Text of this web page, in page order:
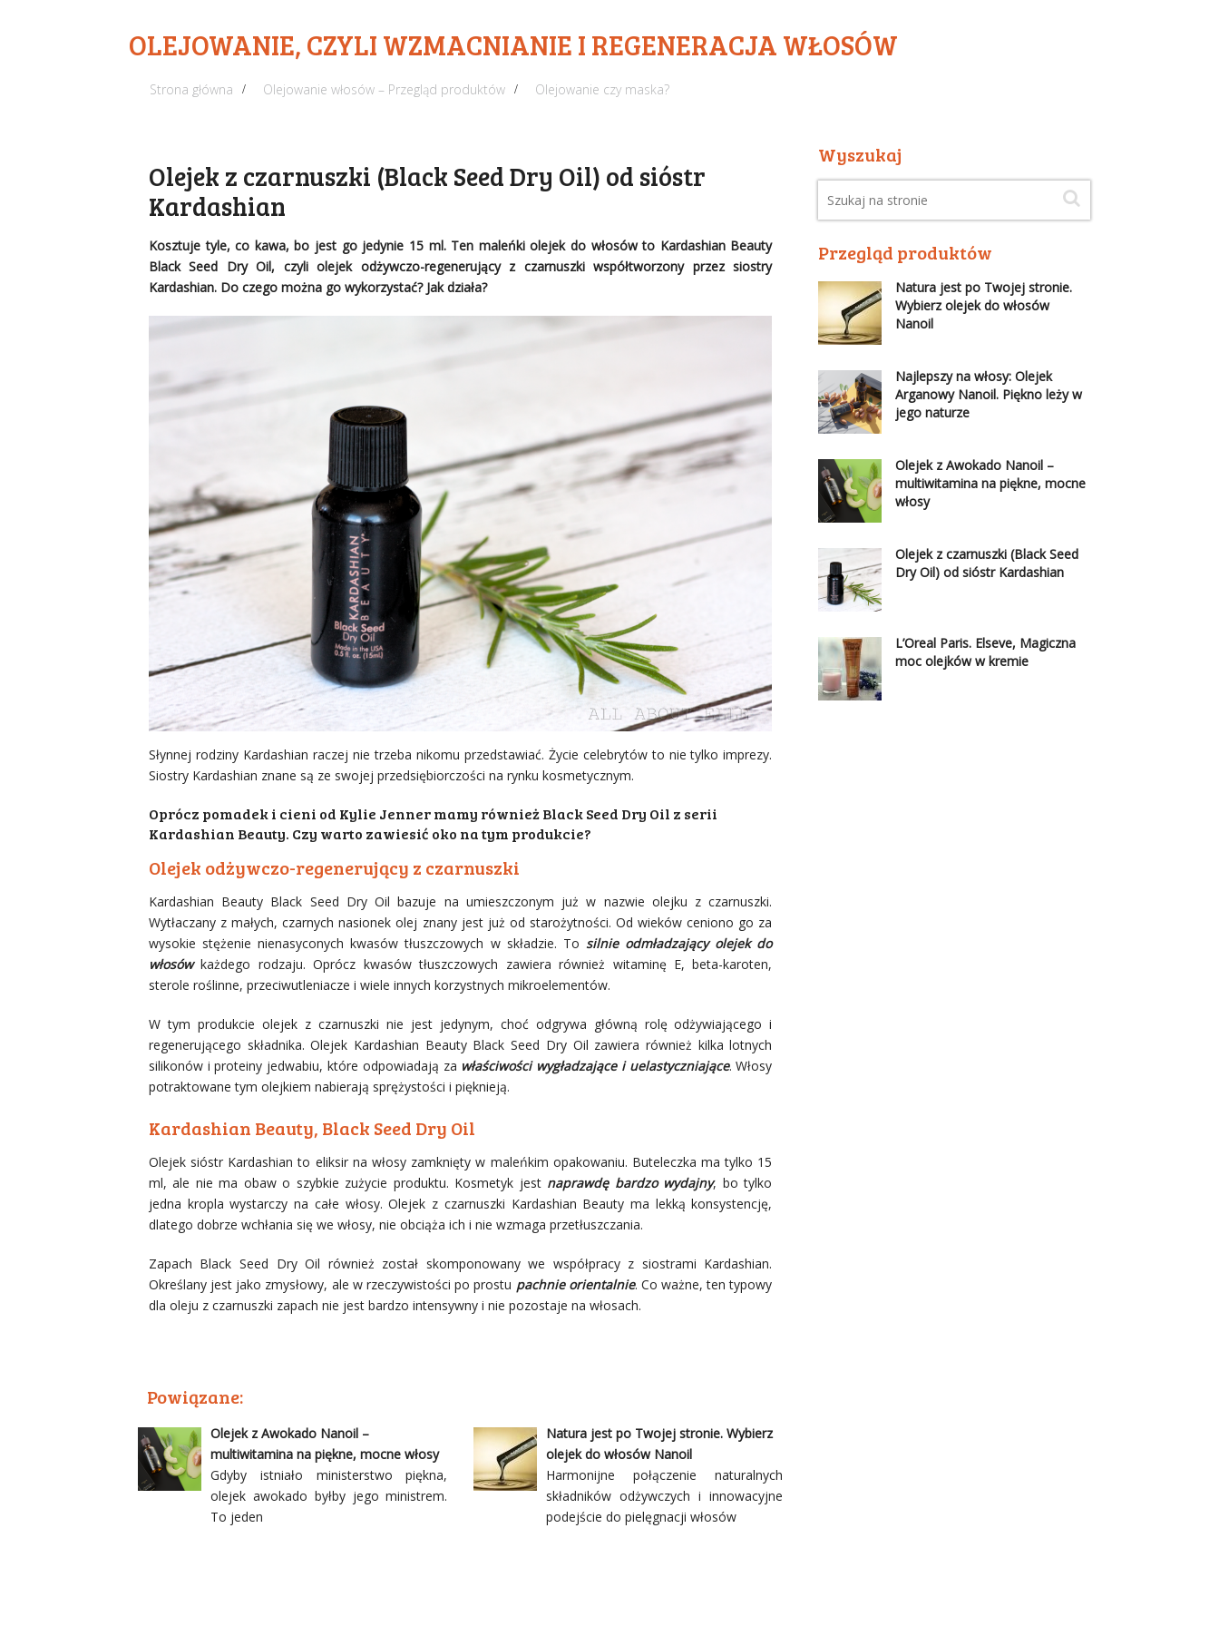
OLEJOWANIE, CZYLI WZMACNIANIE I REGENERACJA WŁOSÓW
Strona główna Olejowanie włosów – Przegląd produktów Olejowanie czy maska?
Olejek z czarnuszki (Black Seed Dry Oil) od sióstr
Kardashian
Kosztuje tyle, co kawa, bo jest go jedynie 15 ml. Ten maleńki olejek do włosów to Kardashian Beauty
Black Seed Dry Oil, czyli olejek odżywczo-regenerujący z czarnuszki współtworzony przez siostry
Kardashian. Do czego można go wykorzystać? Jak działa?
Słynnej rodziny Kardashian raczej nie trzeba nikomu przedstawiać. Życie celebrytów to nie tylko imprezy.
Siostry Kardashian znane są ze swojej przedsiębiorczości na rynku kosmetycznym.
Oprócz pomadek i cieni od Kylie Jenner mamy również Black Seed Dry Oil z serii
Kardashian Beauty. Czy warto zawiesić oko na tym produkcie?
Olejek odżywczo-regenerujący z czarnuszki
Kardashian Beauty Black Seed Dry Oil bazuje na umieszczonym już w nazwie olejku z czarnuszki.
Wytłaczany z małych, czarnych nasionek olej znany jest już od starożytności. Od wieków ceniono go za
wysokie stężenie nienasyconych kwasów tłuszczowych w składzie. Tosilnie odmładzający olejek do
włosówkażdego rodzaju. Oprócz kwasów tłuszczowych zawiera również witaminę E, beta-karoten,
sterole roślinne, przeciwutleniacze i wiele innych korzystnych mikroelementów.
W tym produkcie olejek z czarnuszki nie jest jedynym, choć odgrywa główną rolę odżywiającego i
regenerującego składnika. Olejek Kardashian Beauty Black Seed Dry Oil zawiera również kilka lotnych
silikonów i proteiny jedwabiu, które odpowiadają za właściwości wygładzające i uelastyczniające. Włosy
potraktowane tym olejkiem nabierają sprężystości i pięknieją.
Kardashian Beauty, Black Seed Dry Oil
Olejek sióstr Kardashian to eliksir na włosy zamknięty w maleńkim opakowaniu. Buteleczka ma tylko 15
ml, ale nie ma obaw o szybkie zużycie produktu. Kosmetyk jest naprawdę bardzo wydajny, bo tylko
jedna kropla wystarczy na całe włosy. Olejek z czarnuszki Kardashian Beauty ma lekką konsystencję,
dlatego dobrze wchłania się we włosy, nie obciąża ich i nie wzmaga przetłuszczania.
Zapach Black Seed Dry Oil również został skomponowany we współpracy z siostrami Kardashian.
Określany jest jako zmysłowy, ale w rzeczywistości po prostu pachnie orientalnie. Co ważne, ten typowy
dla oleju z czarnuszki zapach nie jest bardzo intensywny i nie pozostaje na włosach.
Powiązane:
Olejek z Awokado Nanoil –
multiwitamina na piękne, mocne włosy
Gdyby istniało ministerstwo piękna,
olejek awokado byłby jego ministrem.
To jeden
Natura jest po Twojej stronie. Wybierz
olejek do włosów Nanoil
Harmonijne połączenie naturalnych
składników odżywczych i innowacyjne
podejście do pielęgnacji włosów
Wyszukaj
Przegląd produktów
Natura jest po Twojej stronie.
Wybierz olejek do włosów
Nanoil
Najlepszy na włosy: Olejek
Arganowy Nanoil. Piękno leży w
jego naturze
Olejek z Awokado Nanoil –
multiwitamina na piękne, mocne
włosy
Olejek z czarnuszki (Black Seed
Dry Oil) od sióstr Kardashian
L’Oreal Paris. Elseve, Magiczna
moc olejków w kremie